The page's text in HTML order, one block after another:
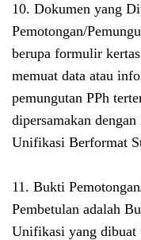
10. Dokumen yang
Pemotongan/
berupa formulir
memuat data atau
pemungutan PPh
dipersamakan
Unifikasi Berformat
11. Bukti
Pembetulan adalah
Unifikasi yang dibuat